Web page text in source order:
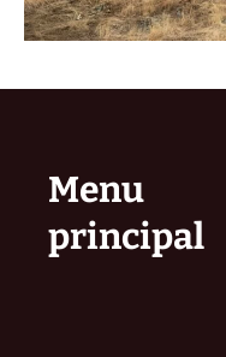
Menu
principal